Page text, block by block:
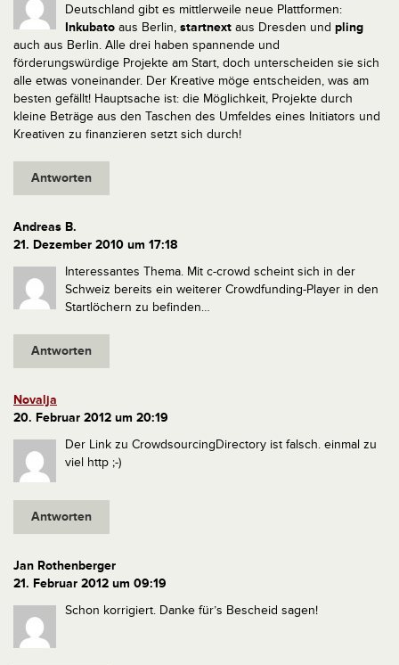
Deutschland gibt es mittlerweile neue Plattformen:
Inkubato aus Berlin, startnext aus Dresden und pling
auch aus Berlin. Alle drei haben spannende und
förderungswürdige Projekte am Start, doch unterscheiden sie sich
alle etwas voneinander. Der Kreative möge entscheiden, was am
besten gefällt! Hauptsache ist: die Möglichkeit, Projekte durch
kleine Beträge aus den Taschen des Umfeldes eines Initiators und
Kreativen zu finanzieren setzt sich durch!
Antworten
Andreas B.
21. Dezember 2010 um 17:18
Interessantes Thema. Mit c-crowd scheint sich in der
Schweiz bereits ein weiterer Crowdfunding-Player in den
Startlöchern zu befinden…
Antworten
Novalja
20. Februar 2012 um 20:19
Der Link zu CrowdsourcingDirectory ist falsch. einmal zu
viel http ;-)
Antworten
Jan Rothenberger
21. Februar 2012 um 09:19
Schon korrigiert. Danke für’s Bescheid sagen!